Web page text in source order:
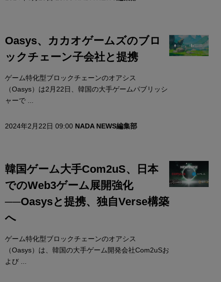
Oasys、カカオゲームズのブロ
ックチェーン子会社と提携
ゲーム特化型ブロックチェーンのオアシス
（Oasys）は2月22日、韓国の大手ゲームパブリッシ
ャーで ...
2024年2月22日 09:00 NADA NEWS編集部
韓国ゲーム大手Com2uS、日本
でのWeb3ゲーム展開強化
──Oasysと提携、独自Verse構築
へ
ゲーム特化型ブロックチェーンのオアシス
（Oasys）は、韓国の大手ゲーム開発会社Com2uSお
よび ...